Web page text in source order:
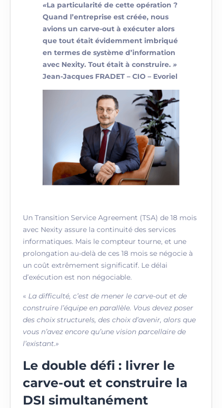
«La particularité de cette opération ?
Quand l’entreprise est créée, nous
avions un carve-out à exécuter alors
que tout était évidemment imbriqué
en termes de système d’information
avec Nexity. Tout était à construire. »
Jean-Jacques FRADET – CIO – Evoriel
Un Transition Service Agreement (TSA) de 18 mois
avec Nexity assure la continuité des services
informatiques. Mais le compteur tourne, et une
prolongation au-delà de ces 18 mois se négocie à
un coût extrêmement significatif. Le délai
d’exécution est non négociable.
« La difficulté, c’est de mener le carve-out et de
construire l’équipe en parallèle. Vous devez poser
des choix structurels, des choix d’avenir, alors que
vous n’avez encore qu’une vision parcellaire de
l’existant.»
Le double défi : livrer le
carve-out et construire la
DSI simultanément